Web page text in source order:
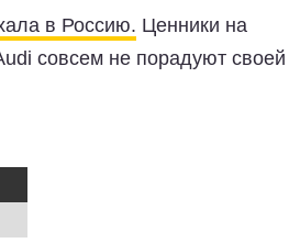
в Россию. Ценники на
совсем не порадуют своей